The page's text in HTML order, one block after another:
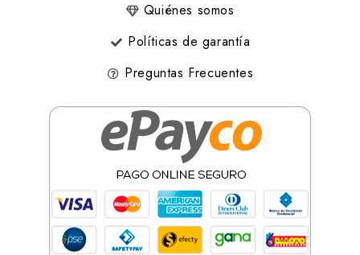
Quiénes somos
Políticas de garantía
Preguntas Frecuentes